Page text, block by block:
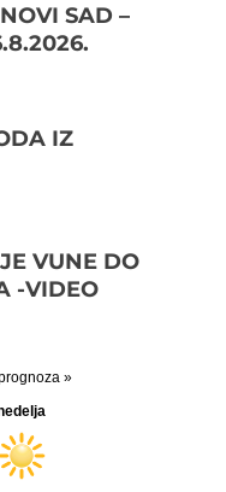
SAD –
IZ
VUNE DO
-VIDEO